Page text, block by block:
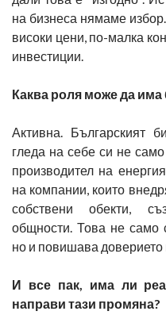
на бизнеса нямаме
високи цени, по-малка
инвестиции.
Каква роля може да има
Активна. Българският
гледа на себе си не
производител на
на компании, които
собствени обекти,
общности. Това не само
но и повишава доверието
И все пак, има ли
направи тази промяна?